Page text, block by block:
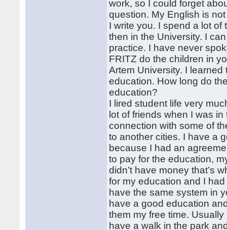
work, so I could forget
question. My English is
I write you. I spend a lot of
then in the University. I
practice. I have never
FRITZ do the children in
Artem University. I
education. How long do
education?
I lired student life very
lot of friends when I was
connection with some of
to another cities. I have a
because I had an
to pay for the education,
didn’t have money that’s
for my education and I
have the same system in
have a good education
them my free time.
have a walk in the park